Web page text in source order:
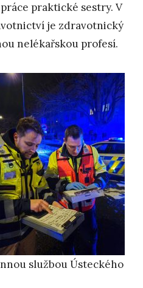
praktické sestry. V
je zdravotnický
nelékařskou profesí.
službou Ústeckého